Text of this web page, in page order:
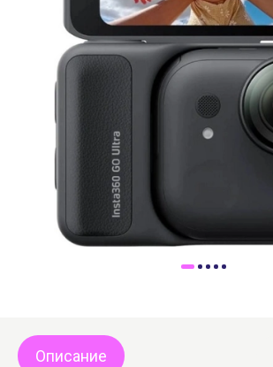
Оплата
Доставка
Самовывоз
Trade-In
Описание